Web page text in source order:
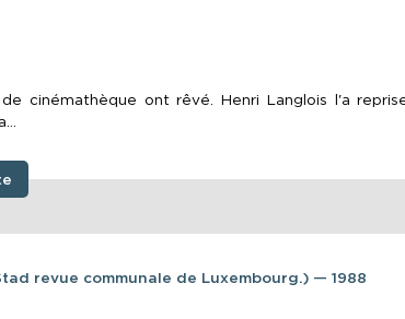
cinémathèque ont rêvé. Henri Langlois l'a
revue communale de Luxembourg.) — 1988